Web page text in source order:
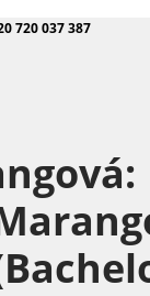
720 037 387